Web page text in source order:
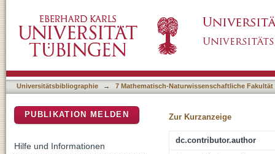
KPD0005+5106
Universitätsbibliographie → 7 Mathematisch-Naturwissenschaftliche Fakultät
Zur Kurzanzeige
dc.contributor.author
PUBLIKATION MELDEN
Hilfe und Informationen